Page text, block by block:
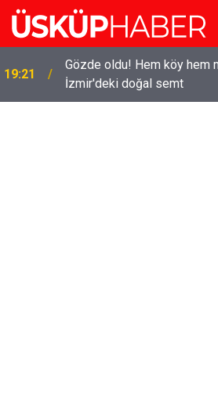
19:21
Gözde oldu! Hem köy hem
İzmir'deki doğal semt